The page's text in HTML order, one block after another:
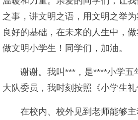
之事，讲文明之语，用文明之举
良好的基础，在未来的人生中，
做文明小学生！同学们，加油。
谢谢。我叫***，是****小学五
大队委员，我时刻按照《小学生礼
在校内、校外见到老师能够